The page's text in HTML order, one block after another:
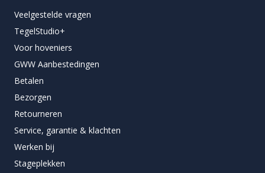
Veelgestelde vragen
TegelStudio+
Voor hoveniers
GWW Aanbestedingen
Betalen
Bezorgen
Retourneren
Service, garantie & klachten
Werken bij
Stageplekken